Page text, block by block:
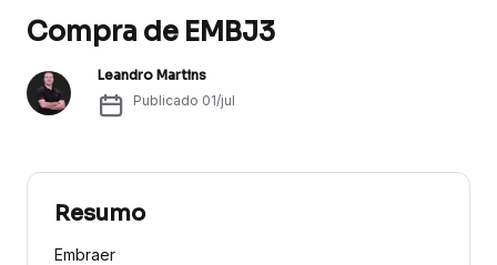
Compra de EMBJ3
Leandro Martins
Publicado 01/jul
Resumo
Embraer